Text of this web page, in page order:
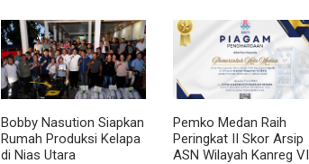
Bobby Nasution Siapkan
Rumah Produksi Kelapa
di Nias Utara
Pemko Medan Raih
Peringkat II Skor Arsip
ASN Wilayah Kanreg VI